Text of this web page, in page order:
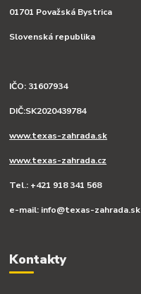
01701 Považská Bystrica
Slovenská republika
IČO: 31607934
DIČ:SK2020439784
www.texas-zahrada.sk
www.texas-zahrada.cz
Tel.: +421 918 341 568
e-mail: info@texas-zahrada.sk
Kontakty